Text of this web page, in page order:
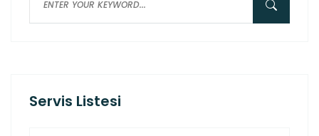
Servis Listesi